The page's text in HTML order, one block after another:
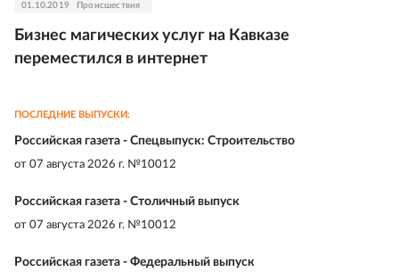
01.10.2019 Происшествия
Бизнес магических услуг на Кавказе
переместился в интернет
ПОСЛЕДНИЕ ВЫПУСКИ:
Российская газета - Спецвыпуск: Строительство
от 07 августа 2026 г. №10012
Российская газета - Столичный выпуск
от 07 августа 2026 г. №10012
Российская газета - Федеральный выпуск